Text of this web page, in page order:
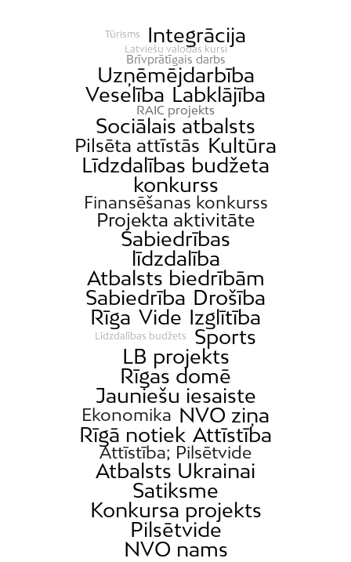
Tūrisms Integrācija
Latviešu valodas kursi
Brīvprātīgais darbs
Uzņēmējdarbība
Veselība Labklājība
RAIC projekts
Sociālais atbalsts
Pilsēta attīstās Kultūra
Līdzdalības budžeta
konkurss
Finansēšanas konkurss
Projekta aktivitāte
Sabiedrības
līdzdalība
Atbalsts biedrībām
Sabiedrība Drošība
Rīga Vide Izglītība
Līdzdalības budžets
Sports
LB projekts
Rīgas domē
Jauniešu iesaiste
Ekonomika NVO ziņa
Rīgā notiek Attīstība
Attīstība; Pilsētvide
Atbalsts Ukrainai
Satiksme
Konkursa projekts
Pilsētvide
NVO nams